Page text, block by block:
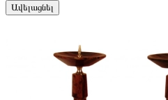
Ավելացնել